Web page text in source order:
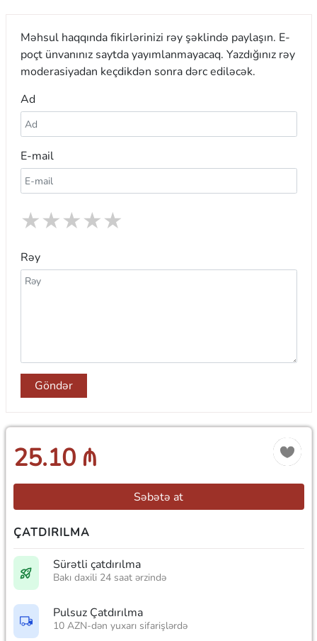
Məhsul haqqında fikirlərinizi rəy şəklində paylaşın. E-
poçt ünvanınız saytda yayımlanmayacaq. Yazdığınız rəy
moderasiyadan keçdikdən sonra dərc ediləcək.
Ad
E-mail
★
★
★
★
★
Rəy
Göndər
25.10 ₼
Səbətə at
ÇATDIRILMA
Sürətli çatdırılma
Bakı daxili 24 saat ərzində
Pulsuz Çatdırılma
10 AZN-dən yuxarı sifarişlərdə